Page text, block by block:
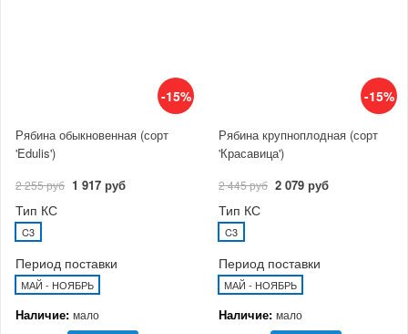
-15%
Рябина обыкновенная (сорт
'Edulis')
2 255 руб 1 917 руб
Тип КС
C3
Период поставки
МАЙ - НОЯБРЬ
Наличие: мало
-15%
Рябина крупноплодная (сорт
'Красавица')
2 445 руб 2 079 руб
Тип КС
C3
Период поставки
МАЙ - НОЯБРЬ
Наличие: мало